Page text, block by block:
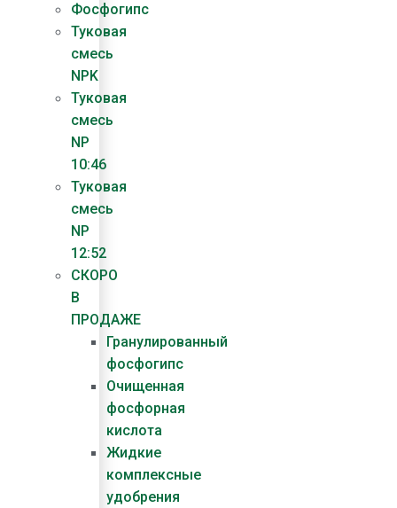
Фосфогипс
Туковая
смесь
NPK
Туковая
смесь
NP
10:46
Туковая
смесь
NP
12:52
СКОРО
В
ПРОДАЖЕ
Гранулированный
фосфогипс
Очищенная
фосфорная
кислота
Жидкие
комплексные
удобрения